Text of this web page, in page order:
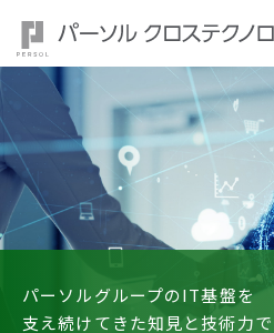
多様な製品開発を支える